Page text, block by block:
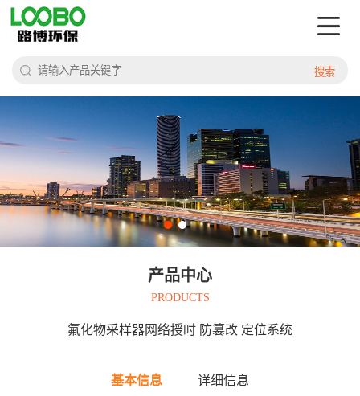
搜索
产品中心
PRODUCTS
氟化物采样器网络授时 防篡改 定位系统
基本信息 详细信息